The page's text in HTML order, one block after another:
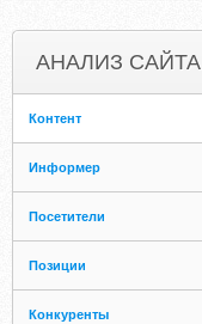
АНАЛИЗ САЙТА
Контент
Информер
Посетители
Позиции
Конкуренты